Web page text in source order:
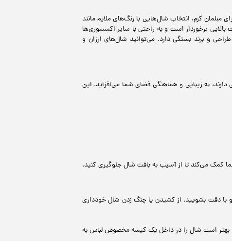
کرم، انتخاب شال‌هایی با رنگ‌های ملایم مانند
برخوردار است و به راحتی با سایر اکسسوری‌ها
و برند بستگی دارد. می‌توانید شال‌های ارزان و
به زیبایی و هماهنگی فضای شما می‌افزاید. این
کمک می‌کند تا از آسیب به بافت شال جلوگیری کنید.
با دقت بشویید. از کشیدن یا چنگ زدن شال خودداری
بهتر است شال را در داخل یک کیسه مخصوص لباس به